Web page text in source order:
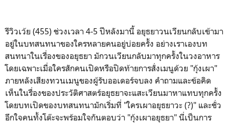
รีวิวเว้ย (455) ช่วงเวลา 4-5 ปีหลังมานี้ อยุธยาวนเวียนกลับเข้ามา
อยู่ในบทสนทนาของใครหลายคนอยู่บ่อยครั้ง อย่างเราเองบท
สนทนาในเรื่องของอยุธยา มักวนเวียนกลับมาทุกครั้งในวงอาหาร
โดยเฉพาะเมื่อใครสักคนเปิดหรือปิดท้ายการสั่งเมนูด้วย "กุ้งเผา"
ภายหลังเสียงทวนเมนูของผู้รับออเดอร์จบลง คำถามและข้อคิด
เห็นในรื่องของประวัติศาสตร์อยุธยาจะแสะเวียนมาหาแทบทุกครั้ง
โดยบทเปิดของบทสนทนามักเริ่มที่ "ใครเผาอยุธยาวะ (?)" และชั่ว
อึกใจคนทั้งโต๊ะจะพร้อมใจกันตอบว่า "กุ้งเผาอยุธยา" นี่เป็นการ